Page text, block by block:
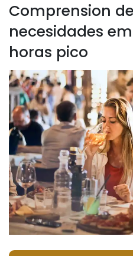
Comprension
necesidades
horas pico